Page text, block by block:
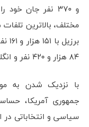
و ۳۷۰ نفر جان
۸۴ هزار و ۴۲۰ نفر و انگلیس با ۴۳ هزار و ۱۵۵ نفر بوده است.
با نزدیک شدن به
جمهوری آمریکا،
سیاسی و انتخاباتی